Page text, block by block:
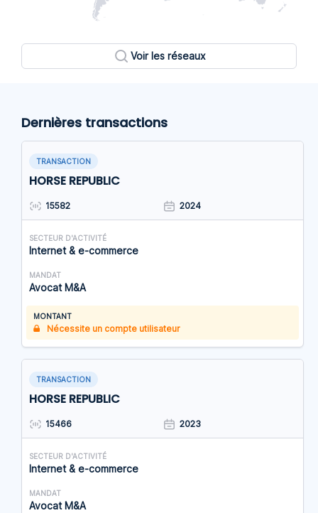
Voir les réseaux
Dernières transactions
TRANSACTION
HORSE REPUBLIC
15582 2024
SECTEUR D'ACTIVITÉ
Internet & e-commerce
MANDAT
Avocat M&A
MONTANT
Nécessite un compte utilisateur
TRANSACTION
HORSE REPUBLIC
15466 2023
SECTEUR D'ACTIVITÉ
Internet & e-commerce
MANDAT
Avocat M&A